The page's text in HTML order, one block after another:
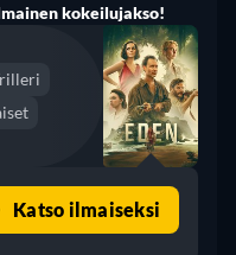
kokeilujakso!
Katso ilmaiseksi